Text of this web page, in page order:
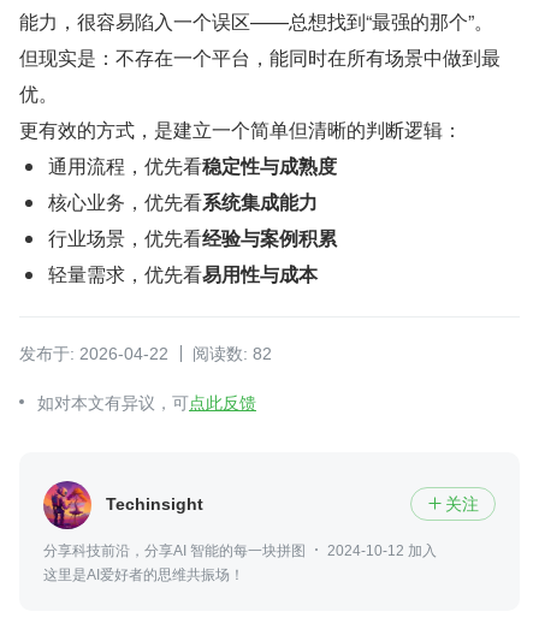
能力，很容易陷入一个误区——总想找到“最强的那个”。
但现实是：不存在一个平台，能同时在所有场景中做到最
优。
更有效的方式，是建立一个简单但清晰的判断逻辑：
通用流程，优先看稳定性与成熟度
核心业务，优先看系统集成能力
行业场景，优先看经验与案例积累
轻量需求，优先看易用性与成本
发布于: 2026-04-22 阅读数: 82
如对本文有异议，可点此反馈
Techinsight  关注
分享科技前沿，分享AI 智能的每一块拼图
2024-10-12 加入
这里是AI爱好者的思维共振场！